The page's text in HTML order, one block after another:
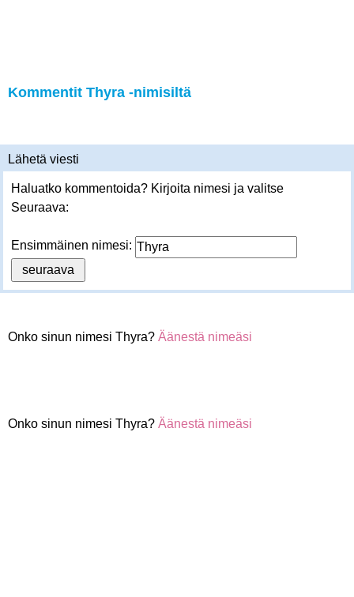
Kommentit Thyra -nimisiltä
Lähetä viesti
Haluatko kommentoida? Kirjoita nimesi ja valitse
Seuraava:
Ensimmäinen nimesi:
Onko sinun nimesi Thyra? Äänestä nimeäsi
Onko sinun nimesi Thyra? Äänestä nimeäsi